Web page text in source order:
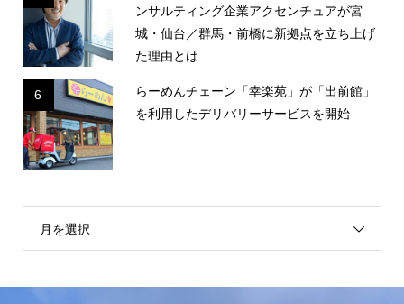
ンサルティング企業アクセンチュアが宮
城・仙台／群馬・前橋に新拠点を立ち上げ
た理由とは
6
らーめんチェーン「幸楽苑」が「出前館」
を利用したデリバリーサービスを開始
月を選択